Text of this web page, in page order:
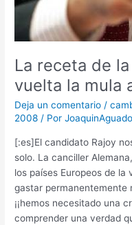
La receta de la
vuelta la mula
Deja un comentario /
2008 / PorJoaquinAguado
[:es]El candidato Rajoy
solo. La canciller
los países Europeos de la
gastar permanentemente
¡¡hemos necesitado una
comprender una verdad